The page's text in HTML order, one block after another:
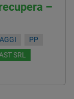
–
PP
SRL